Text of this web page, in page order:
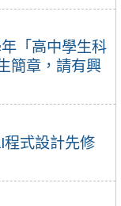
「高中學生科
簡章，請有興
程式設計先修